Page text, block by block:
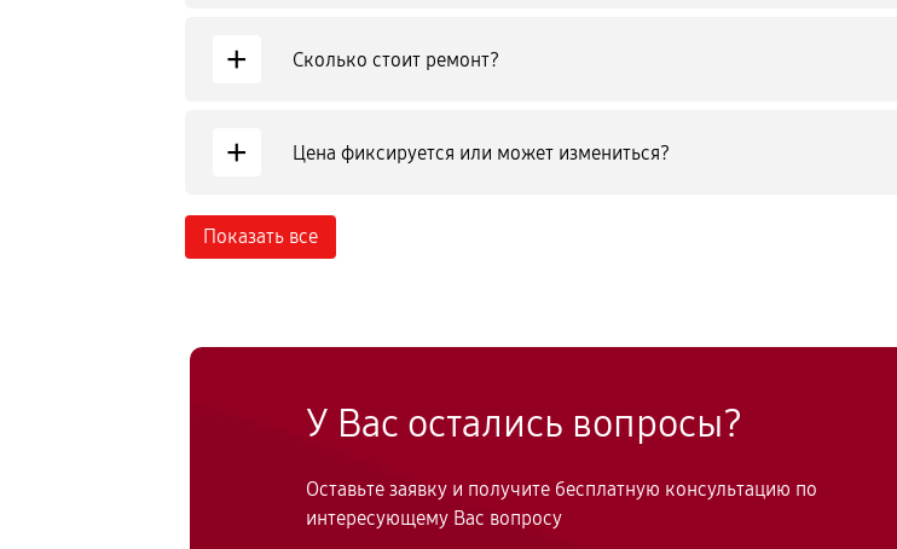
+ Сколько стоит ремонт?
+ Цена фиксируется или может измениться?
Показать все
У Вас остались вопросы?
Оставьте заявку и получите бесплатную консультацию по
интересующему Вас вопросу